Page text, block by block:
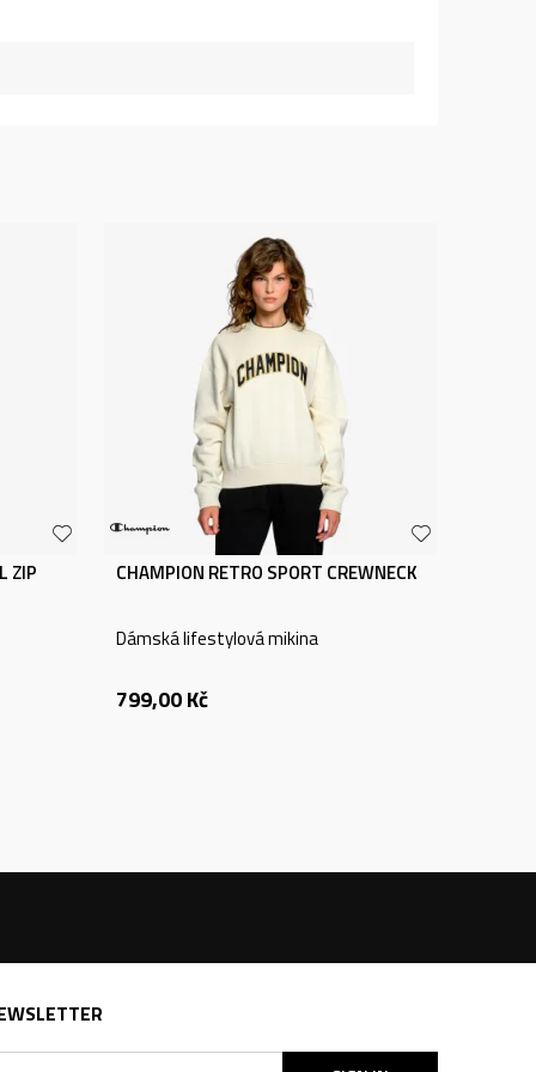
ZIP CHAMPION RETRO SPORT CREWNECK
Dámská lifestylová mikina
799,00Kč